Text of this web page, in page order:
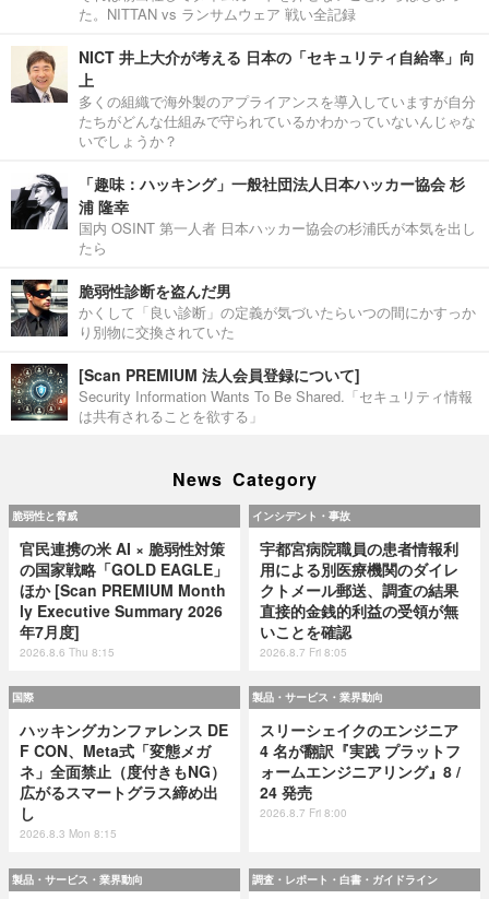
た。NITTAN vs ランサムウェア 戦い全記録
NICT 井上大介が考える 日本の「セキュリティ自給率」向
上
多くの組織で海外製のアプライアンスを導入していますが自分
たちがどんな仕組みで守られているかわかっていないんじゃな
いでしょうか？
「趣味：ハッキング」一般社団法人日本ハッカー協会 杉
浦 隆幸
国内 OSINT 第一人者 日本ハッカー協会の杉浦氏が本気を出し
たら
脆弱性診断を盗んだ男
かくして「良い診断」の定義が気づいたらいつの間にかすっか
り別物に交換されていた
[Scan PREMIUM 法人会員登録について]
Security Information Wants To Be Shared.「セキュリティ情報
は共有されることを欲する」
News Category
脆弱性と脅威
官民連携の米 AI × 脆弱性対策
の国家戦略「GOLD EAGLE」
ほか [Scan PREMIUM Month
ly Executive Summary 2026
年7月度]
2026.8.6 Thu 8:15
インシデント・事故
宇都宮病院職員の患者情報利
用による別医療機関のダイレ
クトメール郵送、調査の結果
直接的金銭的利益の受領が無
いことを確認
2026.8.7 Fri 8:05
国際
ハッキングカンファレンス DE
F CON、Meta式「変態メガ
ネ」全面禁止（度付きもNG）
広がるスマートグラス締め出
し
2026.8.3 Mon 8:15
製品・サービス・業界動向
スリーシェイクのエンジニア
4 名が翻訳『実践 プラットフ
ォームエンジニアリング』8 /
24 発売
2026.8.7 Fri 8:00
製品・サービス・業界動向 調査・レポート・白書・ガイドライン